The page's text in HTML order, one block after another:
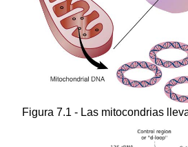
Figura 7.1 - Las mitocondrias